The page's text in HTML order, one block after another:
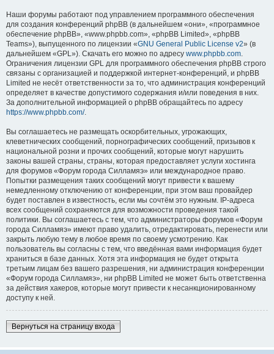
Наши форумы работают под управлением программного обеспечения
для создания конференций phpBB (в дальнейшем «они», «программное
обеспечение phpBB», «www.phpbb.com», «phpBB Limited», «phpBB
Teams»), выпущенного по лицензии «GNU General Public License v2» (в
дальнейшем «GPL»). Скачать его можно по адресу www.phpbb.com.
Ограничения лицензии GPL для программного обеспечения phpBB строго
связаны с организацией и поддержкой интернет-конференций, и phpBB
Limited не несёт ответственности за то, что администрация конференций
определяет в качестве допустимого содержания и/или поведения в них.
За дополнительной информацией о phpBB обращайтесь по адресу
https://www.phpbb.com/.
Вы соглашаетесь не размещать оскорбительных, угрожающих,
клеветнических сообщений, порнографических сообщений, призывов к
национальной розни и прочих сообщений, которые могут нарушить
законы вашей страны, страны, которая предоставляет услуги хостинга
для форумов «Форум города Силламяэ» или международное право.
Попытки размещения таких сообщений могут привести к вашему
немедленному отключению от конференции, при этом ваш провайдер
будет поставлен в известность, если мы сочтём это нужным. IP-адреса
всех сообщений сохраняются для возможности проведения такой
политики. Вы соглашаетесь с тем, что администраторы форумов «Форум
города Силламяэ» имеют право удалить, отредактировать, перенести или
закрыть любую тему в любое время по своему усмотрению. Как
пользователь вы согласны с тем, что введённая вами информация будет
храниться в базе данных. Хотя эта информация не будет открыта
третьим лицам без вашего разрешения, ни администрация конференции
«Форум города Силламяэ», ни phpBB Limited не может быть ответственна
за действия хакеров, которые могут привести к несанкционированному
доступу к ней.
Вернуться на страницу входа